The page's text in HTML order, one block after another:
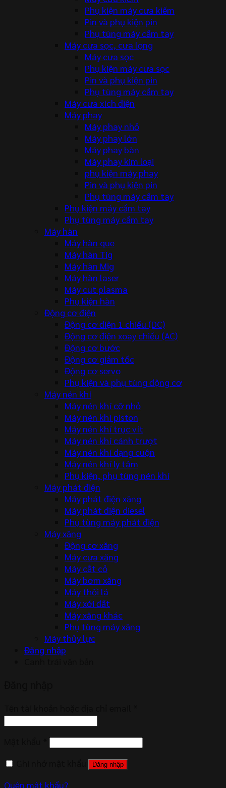
Phụ kiện máy cưa kiếm
Pin và phụ kiện pin
Phụ tùng máy cầm tay
Máy cưa sọc, cưa lọng
Máy cưa sọc
Phụ kiện máy cưa sọc
Pin và phụ kiện pin
Phụ tùng máy cầm tay
Máy cưa xích điện
Máy phay
Máy phay nhỏ
Máy phay lớn
Máy phay bàn
Máy phay kim loại
phụ kiện máy phay
Pin và phụ kiện pin
Phụ tùng máy cầm tay
Phụ kiện máy cầm tay
Phụ tùng máy cầm tay
Máy hàn
Máy hàn que
Máy hàn Tig
Máy hàn Mig
Máy hàn laser
Máy cut plasma
Phụ kiện hàn
Động cơ điện
Động cơ điện 1 chiều (DC)
Động cơ điện xoay chiều (AC)
Động cơ bước
Động cơ giảm tốc
Động cơ servo
Phụ kiện và phụ tùng động cơ
Máy nén khí
Máy nén khí cỡ nhỏ
Máy nén khí piston
Máy nén khí trục vít
Máy nén khí cánh trượt
Máy nén khí dạng cuộn
Máy nén khí ly tâm
Phụ kiện, phụ tùng nén khí
Máy phát điện
Máy phát điện xăng
Máy phát điện diesel
Phụ tùng máy phát điện
Máy xăng
Động cơ xăng
Máy cưa xăng
Máy cắt cỏ
Máy bơm xăng
Máy thổi lá
Máy xới đất
Máy xăng khác
Phụ tùng máy xăng
Máy thủy lực
Đăng nhập
Đăng nhập
Quên mật khẩu?